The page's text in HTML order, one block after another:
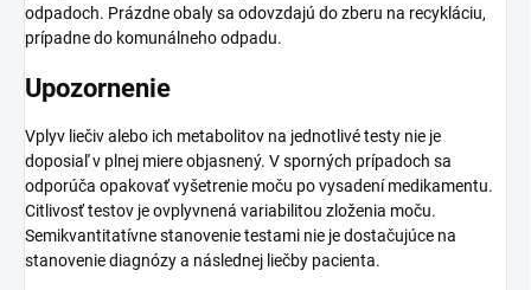
odpadoch. Prázdne obaly sa odovzdajú do zberu na recykláciu,
prípadne do komunálneho odpadu.
Upozornenie
Vplyv liečiv alebo ich metabolitov na jednotlivé testy nie je
doposiaľ v plnej miere objasnený. V sporných prípadoch sa
odporúča opakovať vyšetrenie moču po vysadení medikamentu.
Citlivosť testov je ovplyvnená variabilitou zloženia moču.
Semikvantitatívne stanovenie testami nie je dostačujúce na
stanovenie diagnózy a následnej liečby pacienta.